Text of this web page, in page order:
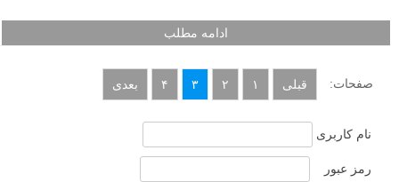
استفاده خلاقانه از لنز دوربین کیفیت فوق‌العاده‌ای به عکاسی داده و شکلی
که شما دنیا را از درون نمایاب دوربین می‌بینید متفاوت خواهد کرد. گاهی دیده
اید که در مطالب بخش «نکات آموزشی» ما استفاده از یک لنز خاص را